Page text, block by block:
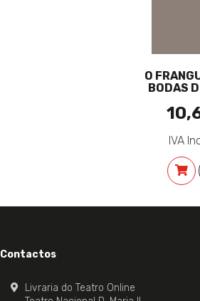
O
BODAS
IVA
Contactos
Livraria do Teatro Online